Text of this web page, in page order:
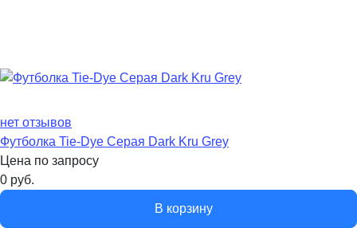
нет отзывов
Футболка Tie-Dye Серая Dark Kru Grey
Цена по запросу
0 руб.
В корзину